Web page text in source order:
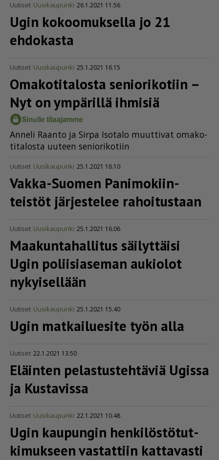
Uutiset Uusikaupunki 26.1.2021 11.56
Ugin kokoomuksella jo 21
ehdokasta
Uutiset Uusikaupunki 25.1.2021 16.15
Omakotitalosta seniorikotiin –
Nyt on ympärillä ihmisiä
An­ne­li Raan­to ja Sir­pa Iso­ta­lo muut­ti­vat oma­ko­
ti­ta­los­ta uu­teen se­ni­o­ri­ko­tiin
Uutiset Uusikaupunki 25.1.2021 16.10
Vakka-Suomen Panimo­kiin­
teistöt järjestelee rahoitustaan
Uutiset Uusikaupunki 25.1.2021 16.06
Maakun­ta­hal­litus säilyttäisi
Ugin poliisiaseman aukiolot
nykyisellään
Uutiset Uusikaupunki 25.1.2021 15.40
Ugin matkailuesite työn alla
Uutiset 22.1.2021 13.50
Eläinten pelas­tus­teh­täviä Ugissa
ja Kustavissa
Uutiset Uusikaupunki 22.1.2021 10.48
Ugin kaupungin henki­lös­tö­tut­
ki­mukseen vastattiin kattavasti